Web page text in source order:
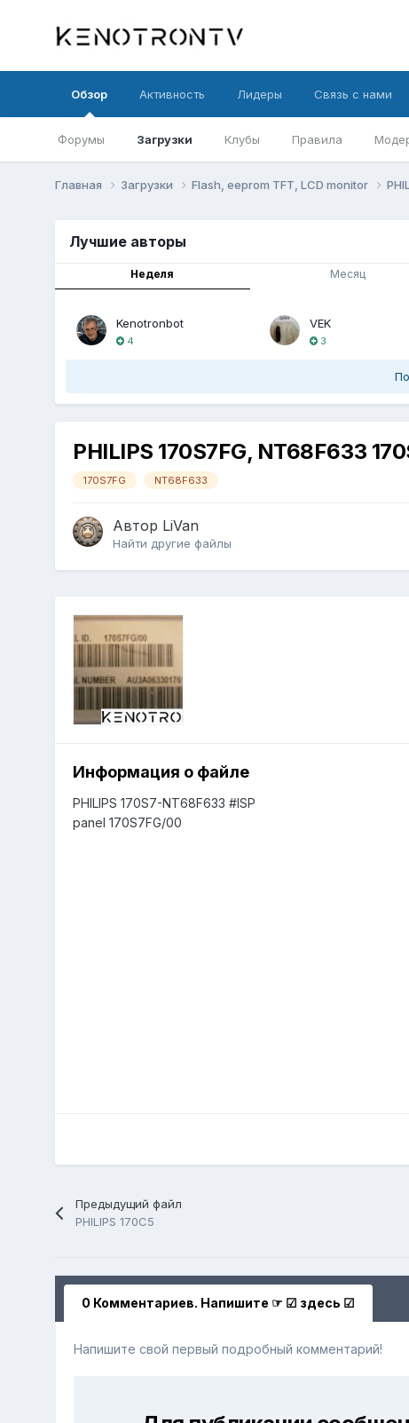
Обзор
Форумы Загрузки Клубы Правила
Активность Лидеры Связь с нами
Главная Загрузки Flash, eeprom TFT, LCD monitor
Лучшие авторы
Неделя Месяц
Kenotronbot
4
VEK
3
PHILIPS 170S7FG, NT68F633
170S7FG NT68F633
Автор LiVan
Найти другие файлы
Информация о файле
PHILIPS 170S7-NT68F633 #ISP
panel 170S7FG/00
Предыдущий файл
PHILIPS 170C5
0 Комментариев. Напишите ☞ ☑ здесь ☑
Напишите свой первый подробный комментарий!